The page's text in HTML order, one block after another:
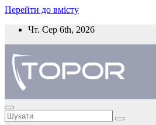
Перейти до вмісту
Чт. Сер 6th, 2026